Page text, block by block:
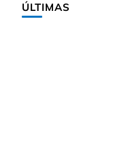
ÚLTIMAS